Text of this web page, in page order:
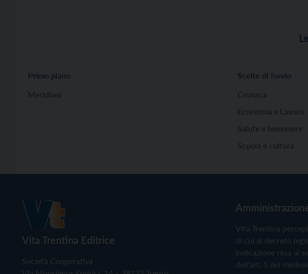
Primo piano
Meridiani
Scelte di fondo
Cronaca
Economia e Lavoro
Salute e benessere
Scuola e cultura
Vita Trentina Editrice
Società Cooperativa
Vita Trentina
di cui al decreto
Indicazione resa ai
dell'art. 5 del